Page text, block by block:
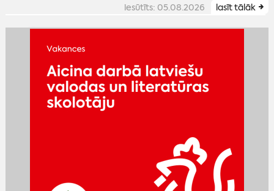
iesūtīts: 05.08.2026 lasīt tālāk